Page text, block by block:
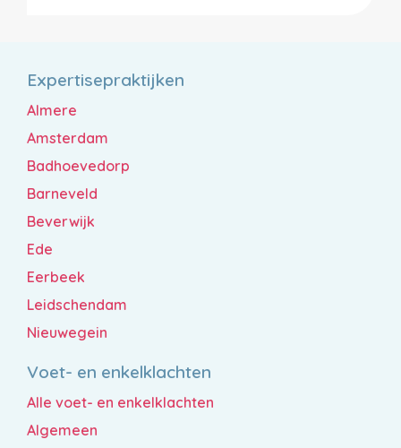
Expertisepraktijken
Almere
Amsterdam
Badhoevedorp
Barneveld
Beverwijk
Ede
Eerbeek
Leidschendam
Nieuwegein
Voet- en enkelklachten
Alle voet- en enkelklachten
Algemeen